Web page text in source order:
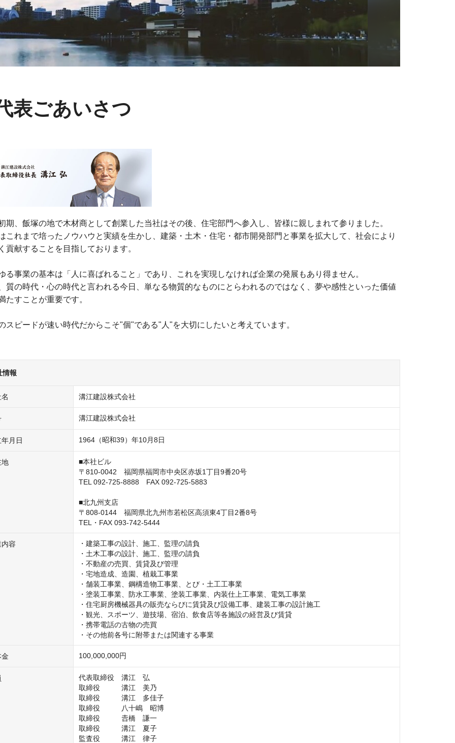
表ごあいさつ
期、飯塚の地で木材商として創業した当社はその後、住宅部門へ参入し、皆様に親しまれて参りました。
これまで培ったノウハウと実績を生かし、建築・土木・住宅・都市開発部門と事業を拡大して、社会により
貢献することを目指しております。
る事業の基本は「人に喜ばれること」であり、これを実現しなければ企業の発展もあり得ません。
質の時代・心の時代と言われる今日、単なる物質的なものにとらわれるのではなく、夢や感性といった価値
たすことが重要です。
スピードが速い時代だからこそ"個"である"人"を大切にしたいと考えています。
情報
溝江建設株式会社
溝江建設株式会社
月日 1964（昭和39）年10月8日
地
■本社ビル
〒810-0042　福岡県福岡市中央区赤坂1丁目9番20号
TEL 092-725-8888　FAX 092-725-5883
■北九州支店
〒808-0144　福岡県北九州市若松区高須東4丁目2番8号
容
・建築工事の設計、施工、監理の請負
・土木工事の設計、施工、監理の請負
・不動産の売買、賃貸及び管理
・宅地造成、造園、植栽工事業
・舗装工事業、鋼構造物工事業、とび・土工工事業
・塗装工事業、防水工事業、塗装工事業、内装仕上工事業、電気工事業
・住宅厨房機械器具の販売ならびに賃貸及び設備工事、建装工事の設計施工
・観光、スポーツ、遊技場、宿泊、飲食店等各施設の経営及び賃貸
・携帯電話の古物の売買
・その他前各号に附帯または関連する事業
100,000,000円
代表取締役　溝江　弘
取締役　　　溝江　美乃
取締役　　　溝江　多佳子
取締役　　　八十嶋　昭博
取締役　　　𠮷橋　謙一
取締役　　　溝江　夏子
監査役　　　溝江　律子